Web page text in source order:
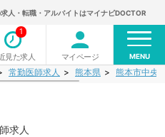
人・転職・アルバイトはマイナビDOCTOR
見た求人
1
マイページ MENU
常勤医師求人 熊本県 熊本市中央
求人